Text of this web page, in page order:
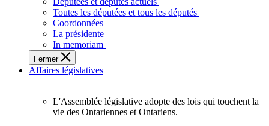
vous
représentent
sein
de
l'Assemblée
législative
l'Ontario.
Toutes les députées et tous les députés
Coordonnées
La présidente
In memoriam
Fermer
Affaires législatives
L'Assemblée
L'Assemblée législative adopte des lois qui touchent la
vie des Ontariennes et Ontariens.